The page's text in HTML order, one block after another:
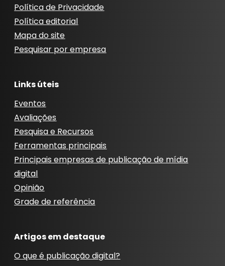
Política de Privacidade
Política editorial
Mapa do site
Pesquisar por empresa
Links úteis
Eventos
Avaliações
Pesquisa e Recursos
Ferramentas principais
Principais empresas de publicação de mídia
digital
Opinião
Grade de referência
Artigos em destaque
O que é publicação digital?